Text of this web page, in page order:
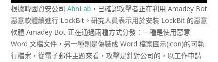
根據韓國資安公司 AhnLab ，已確認攻擊者正在利用 Amadey Bot
惡意軟體續進行 LockBit。研究人員表示用於安裝 LockBit 的惡意
軟體 Amadey Bot 正在通過兩種方式分發：一種是使用惡意
Word 文檔文件，另一種則是偽裝成 Word 檔案圖示(icon)的可執
行檔案，從電子郵件主題來看，攻擊是針對公司的，以工作申請